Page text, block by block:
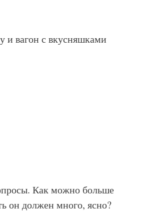
и вагон с вкусняшками
Как можно больше
он должен много, ясно?